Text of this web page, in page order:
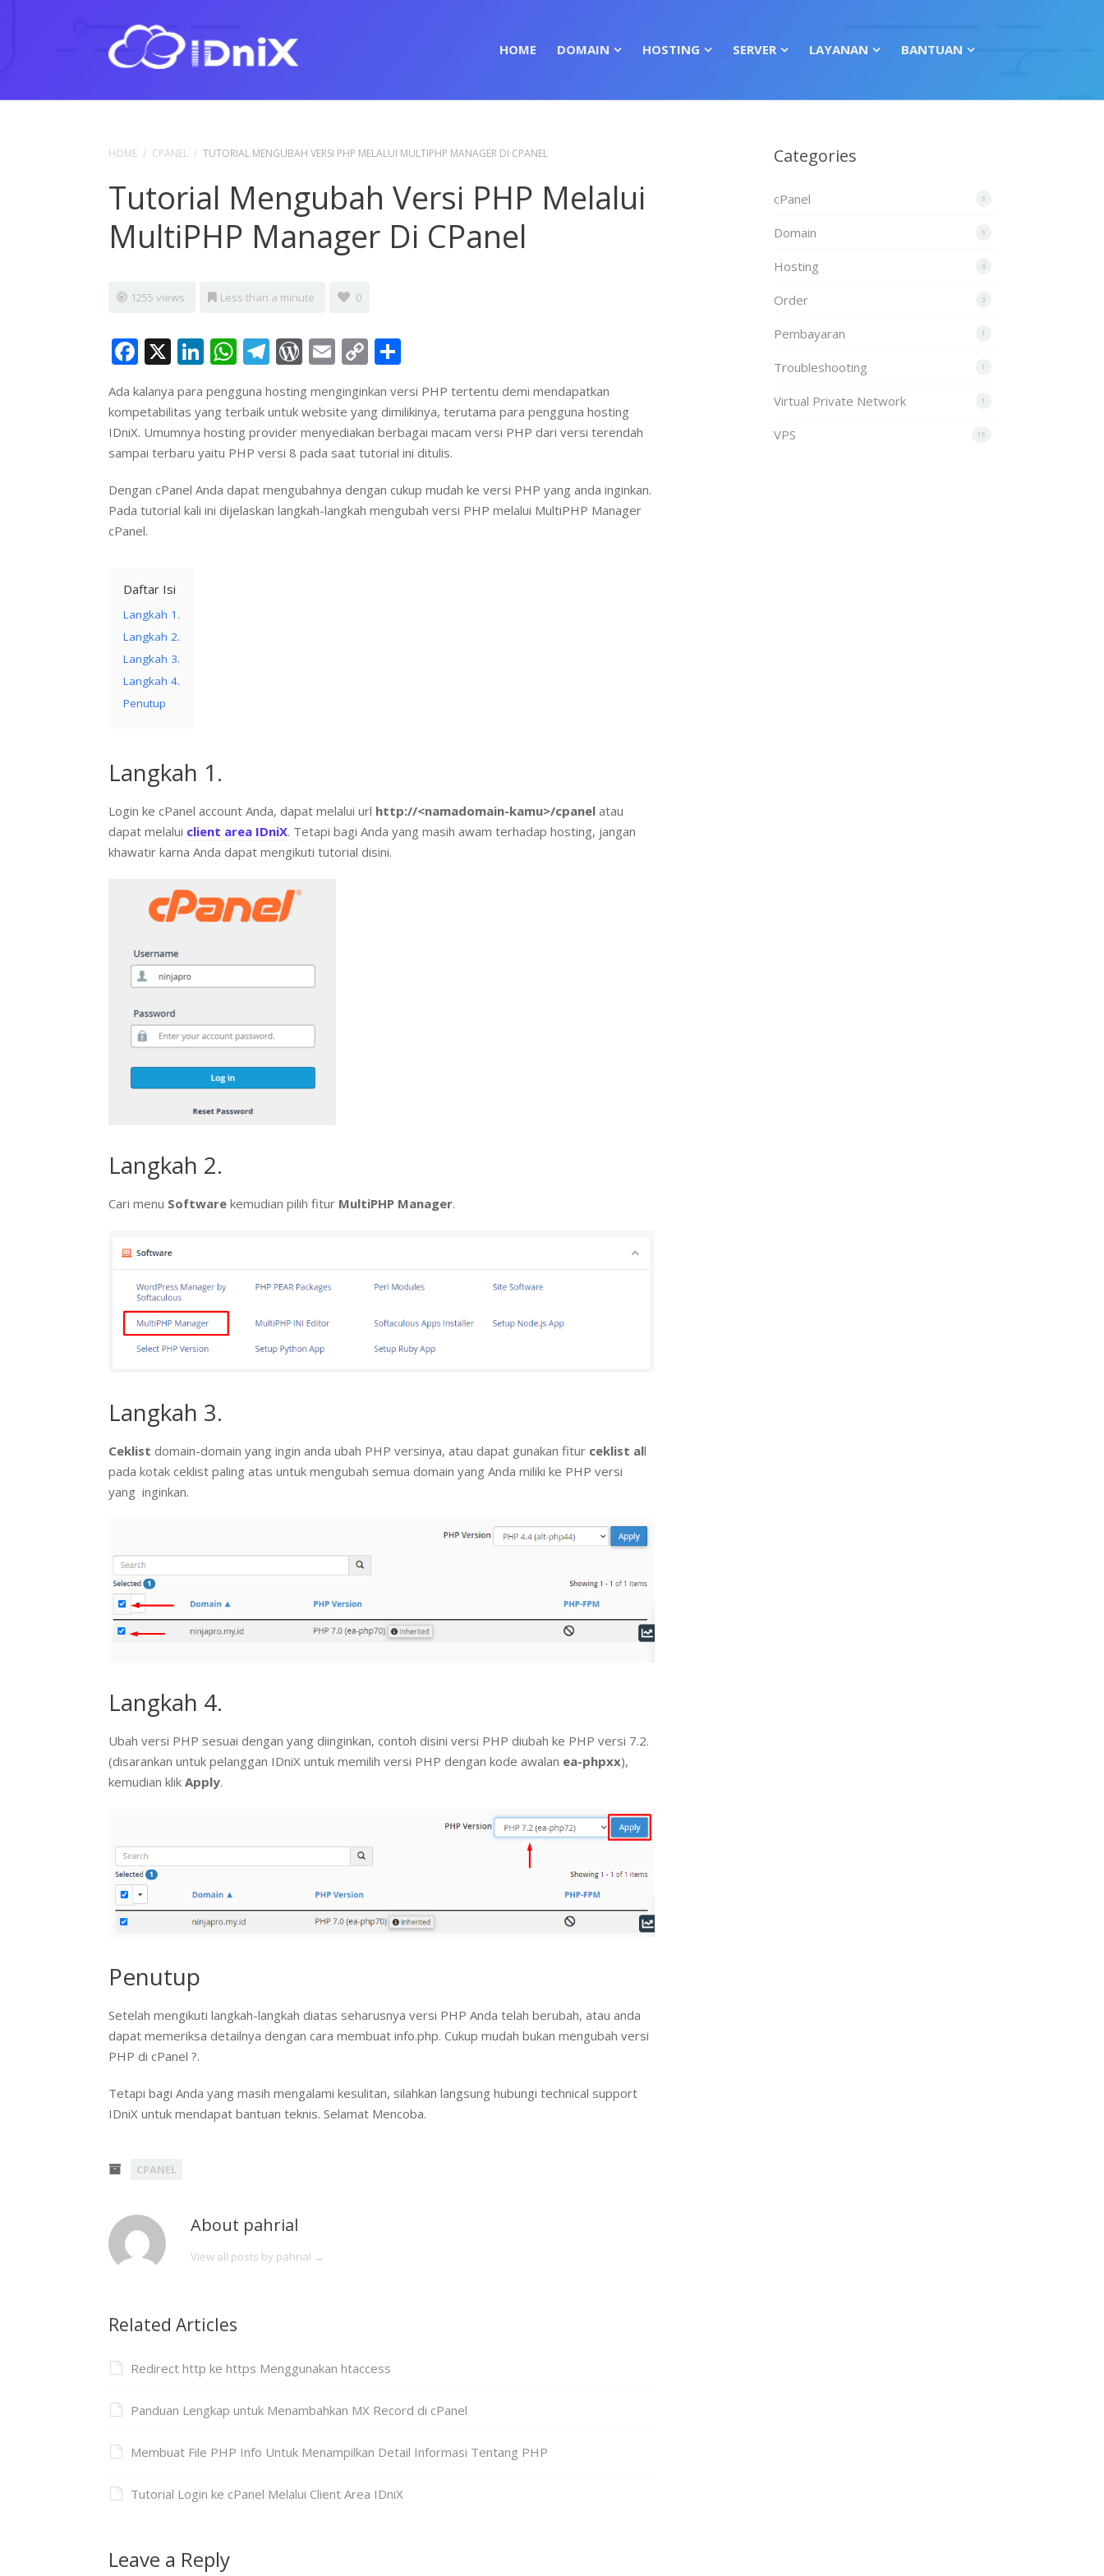
HOME DOMAIN HOSTING SERVER LAYANAN BANTUAN
HOME / CPANEL / TUTORIAL MENGUBAH VERSI PHP MELALUI MULTIPHP MANAGER DI CPANEL
Tutorial Mengubah Versi PHP Melalui
MultiPHP Manager Di CPanel
1255 views Less than a minute 0
Facebook
X LinkedIn
WhatsApp
Telegram
WordPress
Email
Copy
Link
Ada kalanya para pengguna hosting menginginkan versi PHP tertentu demi mendapatkan
kompetabilitas yang terbaik untuk website yang dimilikinya, terutama para pengguna hosting
IDniX. Umumnya hosting provider menyediakan berbagai macam versi PHP dari versi terendah
sampai terbaru yaitu PHP versi 8 pada saat tutorial ini ditulis.
Dengan cPanel Anda dapat mengubahnya dengan cukup mudah ke versi PHP yang anda inginkan.
Pada tutorial kali ini dijelaskan langkah-langkah mengubah versi PHP melalui MultiPHP Manager
cPanel.
Daftar Isi
Langkah 1.
Langkah 2.
Langkah 3.
Langkah 4.
Penutup
Langkah 1.
Login ke cPanel account Anda, dapat melalui url http://<namadomain-kamu>/cpanel atau
dapat melalui client area IDniX. Tetapi bagi Anda yang masih awam terhadap hosting, jangan
khawatir karna Anda dapat mengikuti tutorial disini.
Langkah 2.
Cari menu Software kemudian pilih fitur MultiPHP Manager.
Langkah 3.
Ceklist domain-domain yang ingin anda ubah PHP versinya, atau dapat gunakan fitur ceklist all
pada kotak ceklist paling atas untuk mengubah semua domain yang Anda miliki ke PHP versi
yang inginkan.
Langkah 4.
Ubah versi PHP sesuai dengan yang diinginkan, contoh disini versi PHP diubah ke PHP versi 7.2.
(disarankan untuk pelanggan IDniX untuk memilih versi PHP dengan kode awalan ea-phpxx),
kemudian klik Apply.
Penutup
Setelah mengikuti langkah-langkah diatas seharusnya versi PHP Anda telah berubah, atau anda
dapat memeriksa detailnya dengan cara membuat info.php. Cukup mudah bukan mengubah versi
PHP di cPanel ?.
Tetapi bagi Anda yang masih mengalami kesulitan, silahkan langsung hubungi technical support
IDniX untuk mendapat bantuan teknis. Selamat Mencoba.
CPANEL
About pahrial
View all posts by pahrial →
Related Articles
Redirect http ke https Menggunakan htaccess
Panduan Lengkap untuk Menambahkan MX Record di cPanel
Membuat File PHP Info Untuk Menampilkan Detail Informasi Tentang PHP
Tutorial Login ke cPanel Melalui Client Area IDniX
Leave a Reply
Categories
5
cPanel
5
Domain
6
Hosting
2
Order
1
Pembayaran
1
Troubleshooting
1
Virtual Private Network
15
VPS